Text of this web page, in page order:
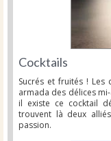
Cocktails
Sucrés et fruités ! Les
armada des délices
il existe ce cocktail
trouvent là deux
passion.